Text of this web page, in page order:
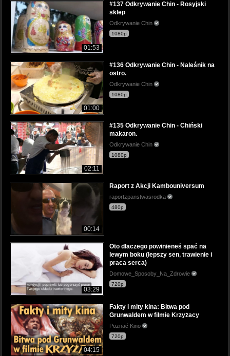
01:53
#137 Odkrywanie Chin - Rosyjski
sklep
Odkrywanie Chin
1080p
01:00
#136 Odkrywanie Chin - Naleśnik na
ostro.
Odkrywanie Chin
1080p
02:11
#135 Odkrywanie Chin - Chiński
makaron.
Odkrywanie Chin
1080p
00:14
Raport z Akcji Kambouniversum
raportzpanstwasrodka
480p
03:29
Oto dlaczego powinieneś spać na
lewym boku (lepszy sen, trawienie i
praca serca)
Domowe_Sposoby_Na_Zdrowie
720p
04:15
Fakty i mity kina: Bitwa pod
Grunwaldem w filmie Krzyżacy
Poznać Kino
720p